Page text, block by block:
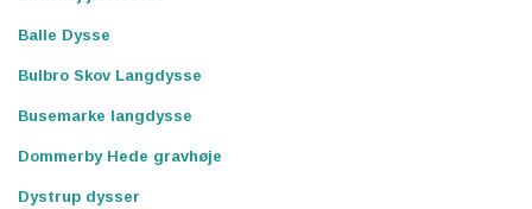
Balle Dysse
Bulbro Skov Langdysse
Busemarke langdysse
Dommerby Hede gravhøje
Dystrup dysser